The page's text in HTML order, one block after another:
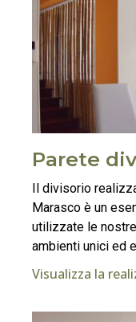
Parete
Il divisorio
Marasco è un
utilizzate le
ambienti unici ed
Visualizza la